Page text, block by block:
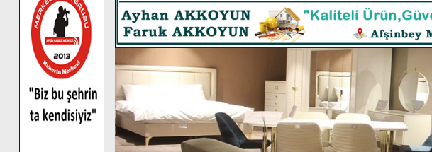
4:58
İklim Dirençli Tarım İçin Güç Birliği.